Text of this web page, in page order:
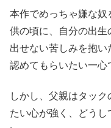
本作でめっちゃ嫌な
供の頃に、自分の出
出せない苦しみを抱
認めてもらいたい一心
しかし、父親はタッ
たい心が強く、どう